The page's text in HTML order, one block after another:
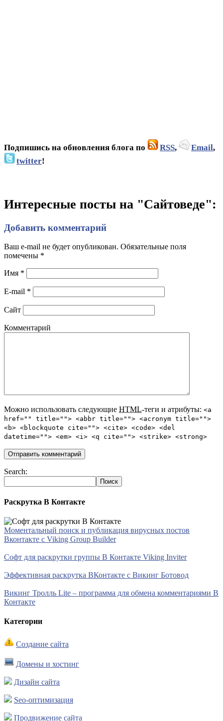
Подпишись на обновления блога по RSS, Email,
twitter!
Интересные посты на "Сайтоведе":
Добавить комментарий
Ваш e-mail не будет опубликован. Обязательные поля
помечены *
Имя *
E-mail *
Сайт
Комментарий
Можно использовать следующие HTML-теги и атрибуты: <a
href="" title=""> <abbr title=""> <acronym title="">
<b> <blockquote cite=""> <cite> <code> <del
datetime=""> <em> <i> <q cite=""> <strike> <strong>
Search:
Раскрутка В Контакте
Моментальный поиск и публикация вирусных постов
Вконтакте с Viking Group Builder
Софт для раскрутки группы В Контакте Viking Inviter
Эффективная раскрутка ВКонтакте с Викинг Ботовод
Викинг Тролль Lite – программа для обмена комментариями В
Контакте
Категории
Создание сайта
Домены и хостинг
Дизайн сайта
Seo-оптимизация
Продвижение сайта